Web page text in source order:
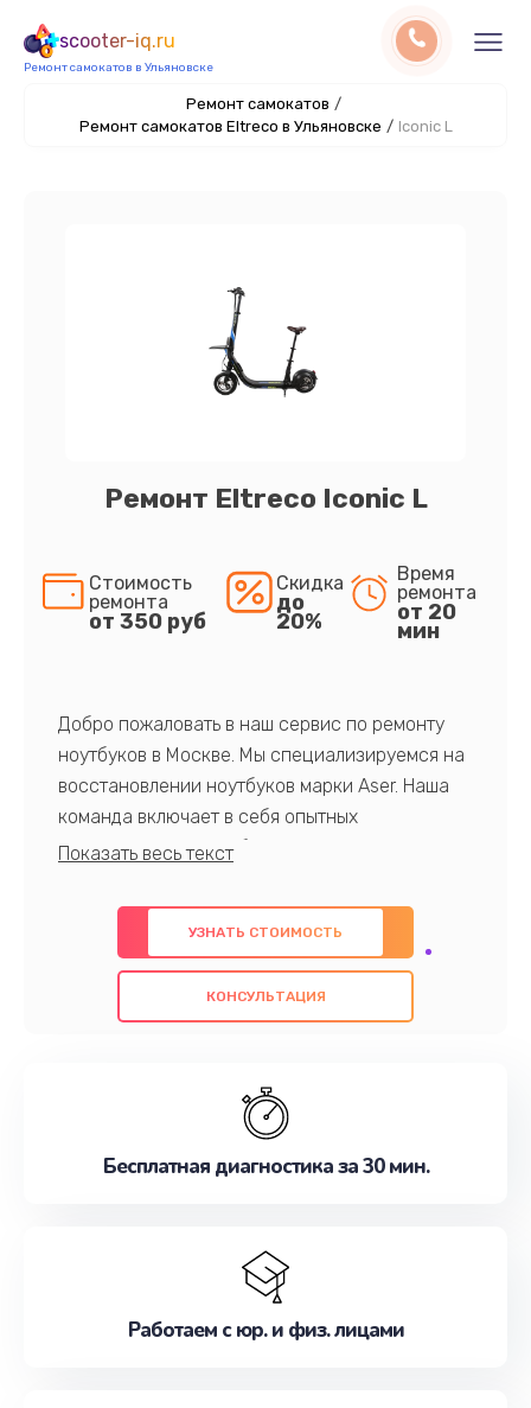
scooter-iq.ru
Ремонт самокатов в Ульяновске
Ремонт самокатов /
Ремонт самокатов Eltreco в Ульяновске / Iconic L
Ремонт Eltreco Iconic L
Стоимость
ремонта
от 350 руб
Скидка
до
20%
Время
ремонта
от 20
мин
Добро пожаловать в наш сервис по ремонту
ноутбуков в Москве. Мы специализируемся на
восстановлении ноутбуков марки Aser. Наша
команда включает в себя опытных
профессионалов с обширными знаниями и
предлагаем быстрый и качественный ремонт с
использованием оригинальных компонентов, а
также гарантируем качество всех
проведенных работ. Наша цель - предоставить
наилучшим образом. Не медлите записаться на
УЗНАТЬ СТОИМОСТЬ
КОНСУЛЬТАЦИЯ
Бесплатная диагностика за 30 мин.
Работаем с юр. и физ. лицами